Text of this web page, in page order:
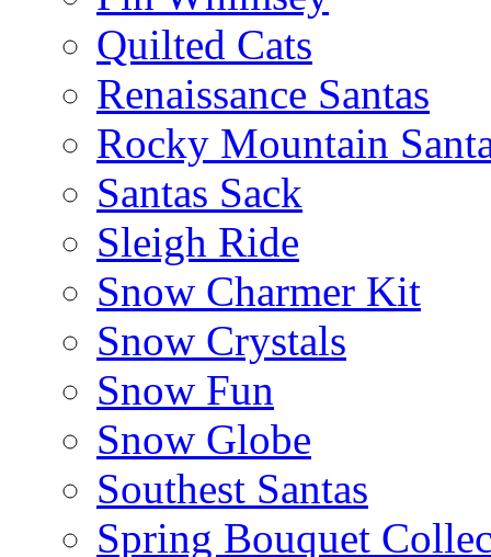
Quilted Cats
Renaissance Santas
Rocky Mountain
Santas Sack
Sleigh Ride
Snow Charmer Kit
Snow Crystals
Snow Fun
Snow Globe
Southest Santas
Spring Bouquet